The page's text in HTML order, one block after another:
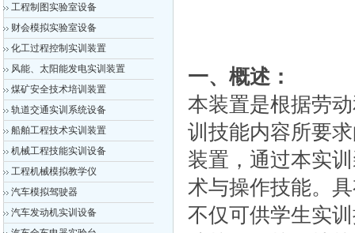
工程制图实验室设备
财会模拟实验室设备
化工过程控制实训装置
风能、太阳能发电实训装置
煤矿安全技术培训装置
轨道交通实训系统设备
船舶工程技术实训装置
机械工程技能实训设备
工程机械模拟教学仪
汽车模拟驾驶器
汽车发动机实训设备
一、概述：
本装置是根据劳
训技能内容所要
装置，通过本实
术与操作技能。
不仅可供学生实